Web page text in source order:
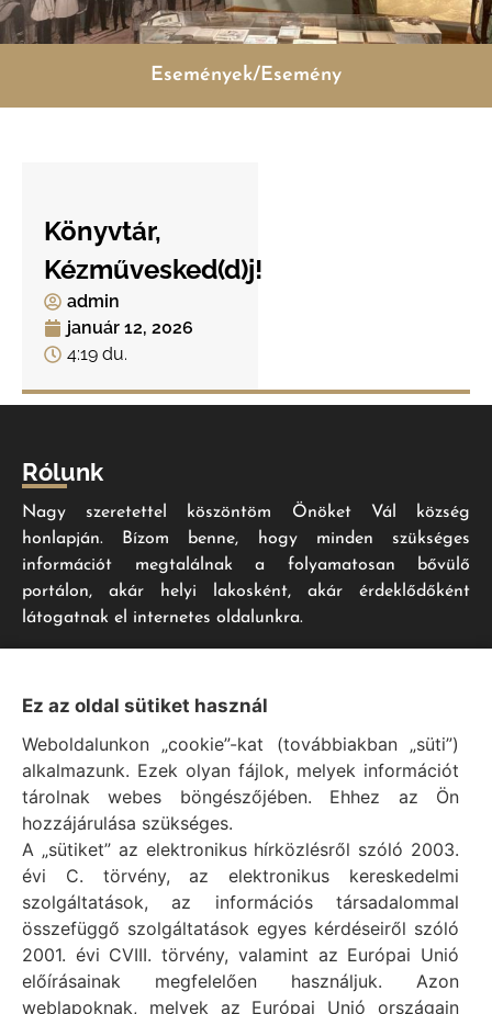
Események/Esemény
Könyvtár,
Kézművesked(d)j!
admin
január 12, 2026
4:19 du.
Rólunk
Nagy szeretettel köszöntöm Önöket Vál község
honlapján. Bízom benne, hogy minden szükséges
információt megtalálnak a folyamatosan bővülő
portálon, akár helyi lakosként, akár érdeklődőként
látogatnak el internetes oldalunkra.
Impresszum
Vál Község Önkormányzat hivatalos honlapja
Vál Község Önkormányzat © 1996 - 2020
Adószám: 15727079-2-07
Adatvédelmi tájékoztató
Felelős: Bechtold Tamás polgármester
Cím: H-2473 Vál, Vajda János utca 2.
Telefon: +36 (22) 353-411
E-mail: polgarmester@val.hu
Ez az oldal sütiket használ
Weboldalunkon „cookie”-kat (továbbiakban „süti”)
alkalmazunk. Ezek olyan fájlok, melyek információt
tárolnak webes böngészőjében. Ehhez az Ön
hozzájárulása szükséges.
A „sütiket” az elektronikus hírközlésről szóló 2003.
évi C. törvény, az elektronikus kereskedelmi
szolgáltatások, az információs társadalommal
összefüggő szolgáltatások egyes kérdéseiről szóló
2001. évi CVIII. törvény, valamint az Európai Unió
előírásainak megfelelően használjuk. Azon
weblapoknak, melyek az Európai Unió országain